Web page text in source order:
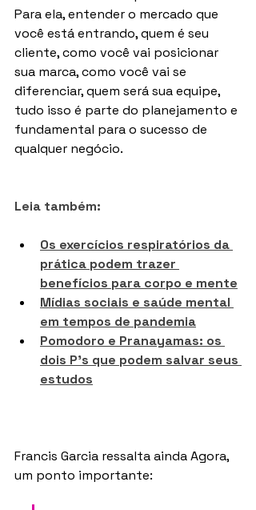
Para ela, entender o mercado que
você está entrando, quem é seu
cliente, como você vai posicionar
sua marca, como você vai se
diferenciar, quem será sua equipe,
tudo isso é parte do planejamento e
fundamental para o sucesso de
qualquer negócio.
Leia também:
Os exercícios respiratórios da
prática podem trazer
benefícios para corpo e mente
Mídias sociais e saúde mental
em tempos de pandemia
Pomodoro e Pranayamas: os
dois P’s que podem salvar seus
estudos
Francis Garcia ressalta ainda Agora,
um ponto importante: